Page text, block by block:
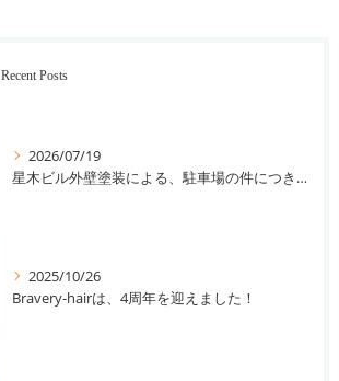
Recent Posts
2026/07/19
星木ビル外壁塗装による、駐車場の件につきまして。
2025/10/26
Bravery-hairは、4周年を迎えました！